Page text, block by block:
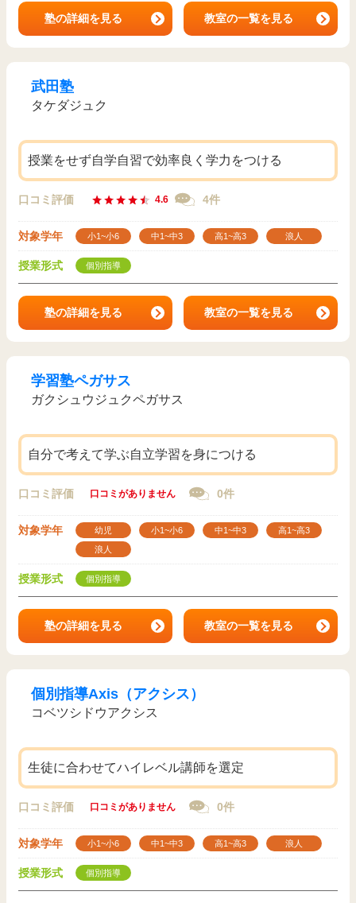
塾の詳細を見る 教室の一覧を見る
武田塾
タケダジュク
授業をせず自学自習で効率良く学力をつける
口コミ評価 4.6 4件
対象学年 小1~小6 中1~中3 高1~高3 浪人
授業形式 個別指導
塾の詳細を見る 教室の一覧を見る
学習塾ペガサス
ガクシュウジュクペガサス
自分で考えて学ぶ自立学習を身につける
口コミ評価 口コミがありません 0件
対象学年 幼児 小1~小6 中1~中3
高1~高3
浪人
授業形式 個別指導
塾の詳細を見る 教室の一覧を見る
個別指導Axis（アクシス）
コベツシドウアクシス
生徒に合わせてハイレベル講師を選定
口コミ評価 口コミがありません 0件
対象学年 小1~小6 中1~中3 高1~高3 浪人
授業形式 個別指導